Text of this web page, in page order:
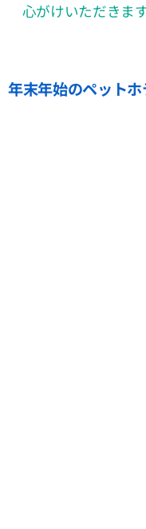
心がけいただきま
年末年始のペット